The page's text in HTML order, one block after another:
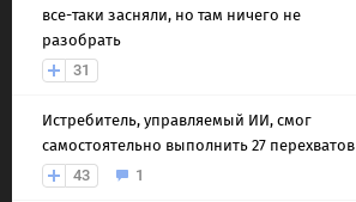
все-таки засняли, но там ничего не
разобрать
31
Истребитель, управляемый ИИ, смог
самостоятельно выполнить 27 перехватов
43
1